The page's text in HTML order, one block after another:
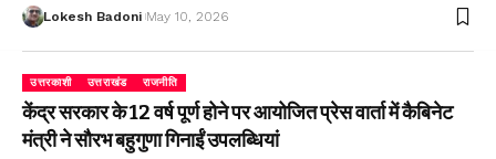
Lokesh Badoni May 10, 2026
उत्तरकाशी उत्तराखंड राजनीति
केंद्र सरकार के 12 वर्ष पूर्ण होने पर आयोजित प्रेस वार्ता में कैबिनेट
मंत्री ने सौरभ बहुगुणा गिनाईं उपलब्धियां